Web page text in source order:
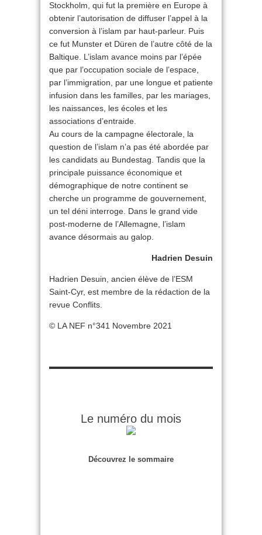
Stockholm, qui fut la première en Europe à
obtenir l’autorisation de diffuser l’appel à la
conversion à l’islam par haut-parleur. Puis
ce fut Munster et Düren de l’autre côté de la
Baltique. L’islam avance moins par l’épée
que par l’occupation sociale de l’espace,
par l’immigration, par une longue et patiente
infusion dans les familles, par les mariages,
les naissances, les écoles et les
associations d’entraide.
Au cours de la campagne électorale, la
question de l’islam n’a pas été abordée par
les candidats au Bundestag. Tandis que la
principale puissance économique et
démographique de notre continent se
cherche un programme de gouvernement,
un tel déni interroge. Dans le grand vide
post-moderne de l’Allemagne, l’islam
avance désormais au galop.
Hadrien Desuin
Hadrien Desuin, ancien élève de l’ESM
Saint-Cyr, est membre de la rédaction de la
revue Conflits.
© LA NEF n°341 Novembre 2021
Le numéro du mois
Découvrez le sommaire